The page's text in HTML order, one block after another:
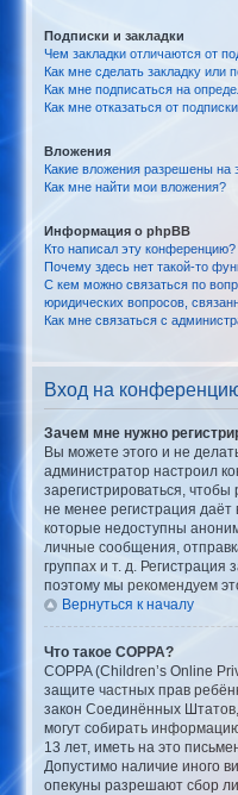
Подписки и закладки
Чем закладки отличаются от
Как мне сделать закладку или
Как мне подписаться на
Как мне отказаться от
Вложения
Какие вложения разрешены на
Как мне найти мои вложения?
Информация о phpBB
Кто написал эту конференцию?
Почему здесь нет такой-то
С кем можно связаться по
юридических вопросов,
Как мне связаться с
Вход на
Зачем мне нужно
Вы можете этого и не
администратор настроил
зарегистрироваться,
не менее регистрация
которые недоступны
личные сообщения,
группах и т. д. Регистрация
поэтому мы рекомендуем
Вернуться к началу
Что такое COPPA?
COPPA (Children’s Online
защите частных прав
закон Соединённых
могут собирать
13 лет, иметь на это
Допустимо наличие иного
опекуны разрешают сбор